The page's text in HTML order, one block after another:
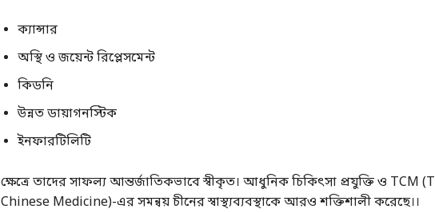
ক্যান্সার
অস্থি ও জয়েন্ট রিপ্লেসমেন্ট
কিডনি
উন্নত ডায়াগনস্টিক
ইনফারটিলিটি
ক্ষেত্রে তাদের সাফল্য আন্তর্জাতিকভাবে স্বীকৃত। আধুনিক চিকিৎসা প্রযুক্তি ও TCM
Chinese Medicine)-এর সমন্বয় চীনের স্বাস্থ্যব্যবস্থাকে আরও শক্তিশালী করেছে।।